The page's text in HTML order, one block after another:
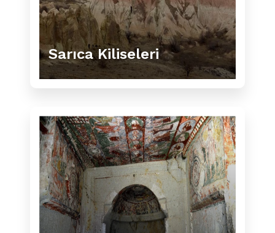
Sarıca Kiliseleri